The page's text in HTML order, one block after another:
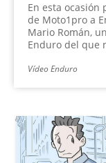
En esta ocasión
de Moto1pro a
Mario Román,
Enduro del que
Vídeo Enduro